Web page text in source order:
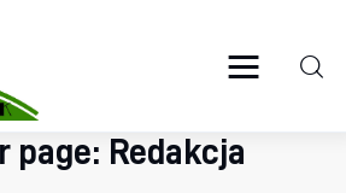
page: Redakcja